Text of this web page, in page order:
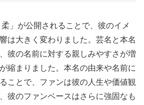
」が公開されることで、彼のイメ
は大きく変わりました。芸名と本名
彼の名前に対する親しみやすさが増
縮まりました。本名の由来や名前に
ことで、ファンは彼の人生や価値観
彼のファンベースはさらに強固なも